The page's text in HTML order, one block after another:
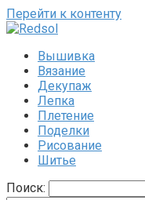
Перейти к контенту
Вышивка
Вязание
Декупаж
Лепка
Плетение
Поделки
Рисование
Шитье
Поиск: